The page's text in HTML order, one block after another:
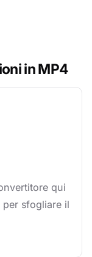
in MP4
qui
per sfogliare il